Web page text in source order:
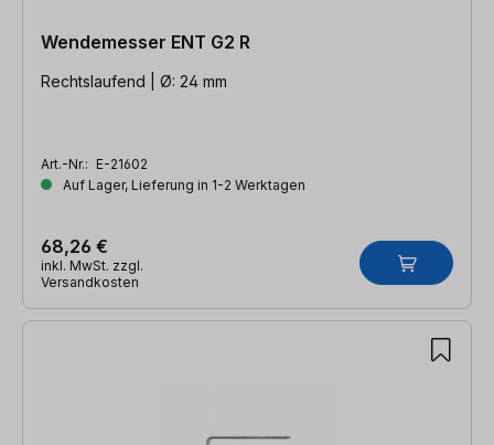
Wendemesser ENT G2 R
Rechtslaufend | Ø: 24 mm
Art.-Nr.: E-21602
Auf Lager, Lieferung in 1-2 Werktagen
68,26 €
inkl. MwSt. zzgl.
Versandkosten